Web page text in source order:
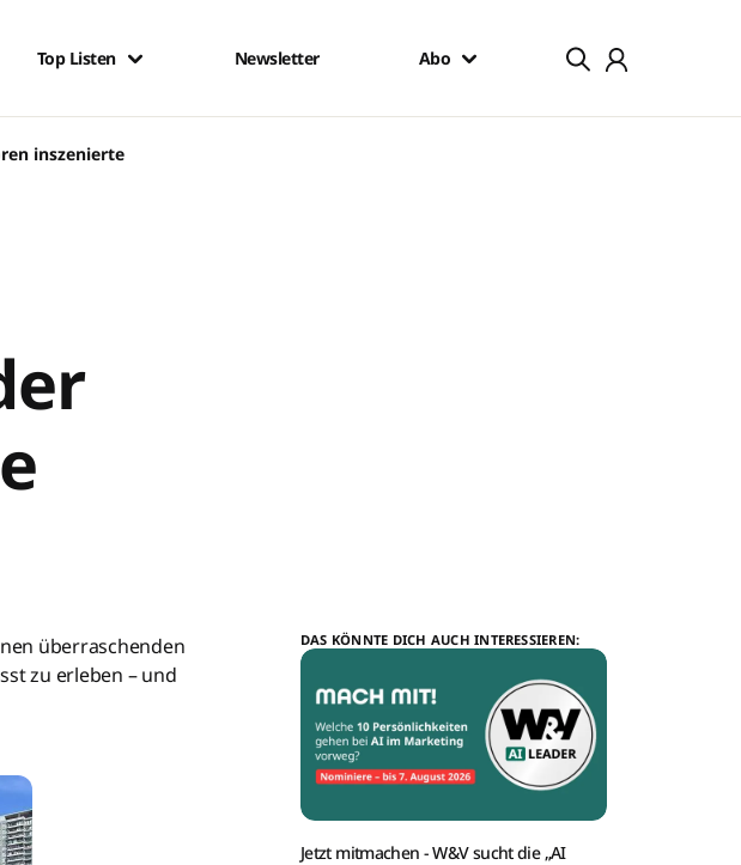
Top Listen Newsletter Abo
inszenierte
überraschenden
zu erleben – und
DAS KÖNNTE DICH AUCH INTERESSIEREN:
Jetzt mitmachen -W&V sucht die „AI